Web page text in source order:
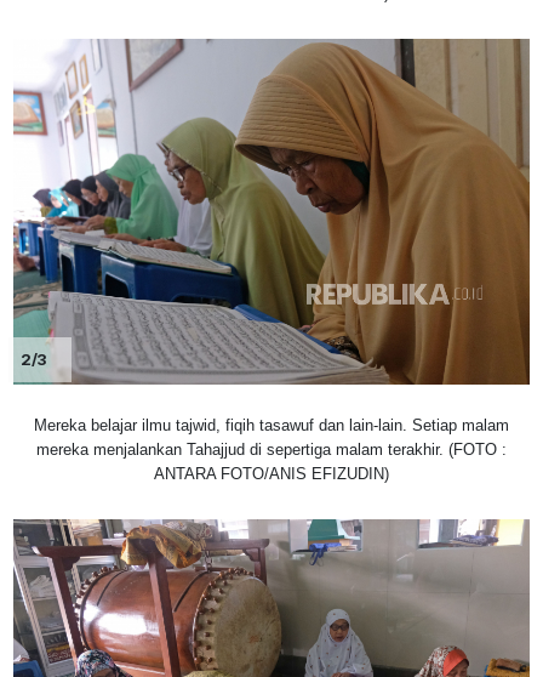
2/3
Mereka belajar ilmu tajwid, fiqih tasawuf dan lain-lain. Setiap malam
mereka menjalankan Tahajjud di sepertiga malam terakhir. (FOTO :
ANTARA FOTO/ANIS EFIZUDIN)